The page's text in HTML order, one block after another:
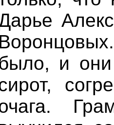
и они